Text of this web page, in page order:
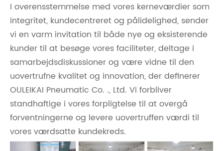
I overensstemmelse med vores kerneværdier som
integritet, kundecentreret og pålidelighed, sender
vi en varm invitation til både nye og eksisterende
kunder til at besøge vores faciliteter, deltage i
samarbejdsdiskussioner og være vidne til den
uovertrufne kvalitet og innovation, der definerer
OULEIKAI Pneumatic Co. ., Ltd. Vi forbliver
standhaftige i vores forpligtelse til at overgå
forventningerne og levere uovertruffen værdi til
vores værdsatte kundekreds.